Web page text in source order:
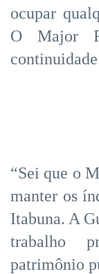
ocupar
O Major
“Sei que o
manter os
Itabuna. A
trabalho
patrimônio